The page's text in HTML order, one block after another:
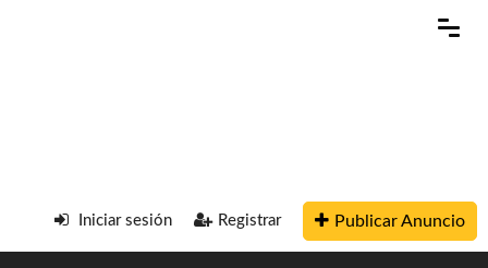
Iniciar sesión Registrar Publicar Anuncio